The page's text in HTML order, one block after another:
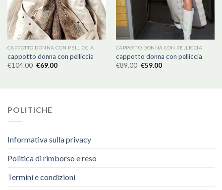
CAPPOTTO DONNA CON PELLICCIA
cappotto donna con pelliccia
€104.00 €69.00
CAPPOTTO DONNA CON PELLICCIA
cappotto donna con pelliccia
€89.00 €59.00
POLITICHE
Informativa sulla privacy
Politica di rimborso e reso
Termini e condizioni